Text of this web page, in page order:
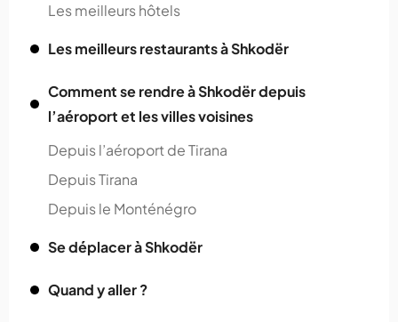
Les meilleurs hôtels
Les meilleurs restaurants à Shkodër
Comment se rendre à Shkodër depuis
l’aéroport et les villes voisines
Depuis l’aéroport de Tirana
Depuis Tirana
Depuis le Monténégro
Se déplacer à Shkodër
Quand y aller ?